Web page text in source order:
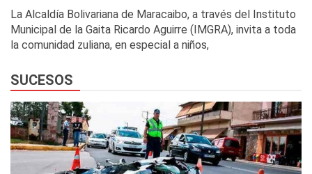
La Alcaldía Bolivariana de Maracaibo, a través del Instituto
Municipal de la Gaita Ricardo Aguirre (IMGRA), invita a toda
la comunidad zuliana, en especial a niños,
SUCESOS